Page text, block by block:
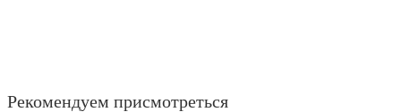
Рекомендуем присмотреться